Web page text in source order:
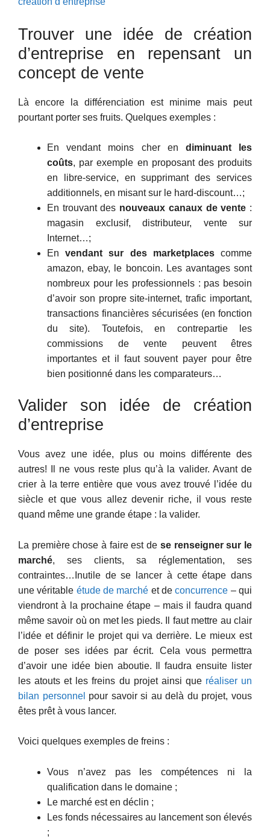
Trouver une idée de création
d’entreprise en repensant un
concept de vente
Là encore la différenciation est minime mais peut
pourtant porter ses fruits. Quelques exemples :
En vendant moins cher en diminuant les
coûts, par exemple en proposant des produits
en libre-service, en supprimant des services
additionnels, en misant sur le hard-discount…;
En trouvant des nouveaux canaux de vente :
magasin exclusif, distributeur, vente sur
Internet…;
Envendant sur des marketplacescomme
amazon, ebay, le boncoin. Les avantages sont
nombreux pour les professionnels : pas besoin
d’avoir son propre site-internet, trafic important,
transactions financières sécurisées (en fonction
du site). Toutefois, en contrepartie les
commissions de vente peuvent êtres
importantes et il faut souvent payer pour être
bien positionné dans les comparateurs…
Valider son idée de création
d’entreprise
Vous avez une idée, plus ou moins différente des
autres! Il ne vous reste plus qu’à la valider. Avant de
crier à la terre entière que vous avez trouvé l’idée du
siècle et que vous allez devenir riche, il vous reste
quand même une grande étape : la valider.
La première chose à faire est de se renseigner sur le
marché, ses clients, sa réglementation, ses
contraintes…Inutile de se lancer à cette étape dans
une véritable étude de marché et deconcurrence – qui
viendront à la prochaine étape – mais il faudra quand
même savoir où on met les pieds. Il faut mettre au clair
l’idée et définir le projet qui va derrière. Le mieux est
de poser ses idées par écrit. Cela vous permettra
d’avoir une idée bien aboutie. Il faudra ensuite lister
les atouts et les freins du projet ainsi que réaliser un
bilan personnel pour savoir si au delà du projet, vous
êtes prêt à vous lancer.
Voici quelques exemples de freins :
Vous n’avez pas les compétences ni la
qualification dans le domaine ;
Le marché est en déclin ;
Les fonds nécessaires au lancement son élevés
;